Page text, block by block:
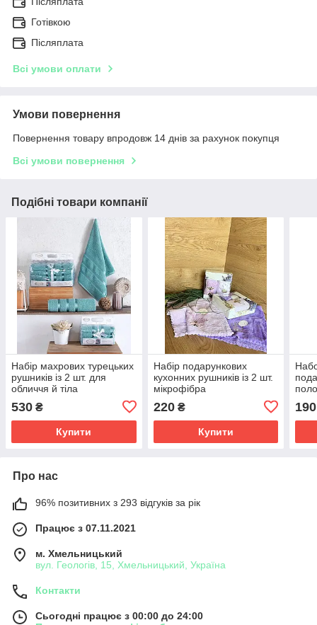
Готівкою
Післяплата
Всі умови оплати
Умови повернення
Повернення товару впродовж 14 днів за рахунок покупця
Всі умови повернення
Подібні товари компанії
Набір махрових турецьких
рушників із 2 шт. для
обличчя й тіла
530 ₴
Купити
Набір подарункових
кухонних рушників із 2 шт.
мікрофібра
220₴
Купити
190
Про нас
96% позитивних з 293 відгуків за рік
Працює з 07.11.2021
м. Хмельницький
вул. Геологів, 15, Хмельницький, Україна
Контакти
Сьогодні працює з 00:00 до 24:00